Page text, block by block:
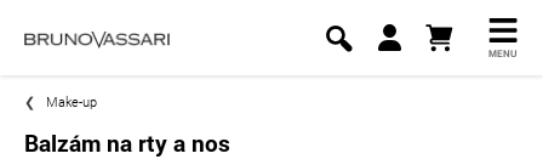
MENU
Make-up
Balzám na rty a nos